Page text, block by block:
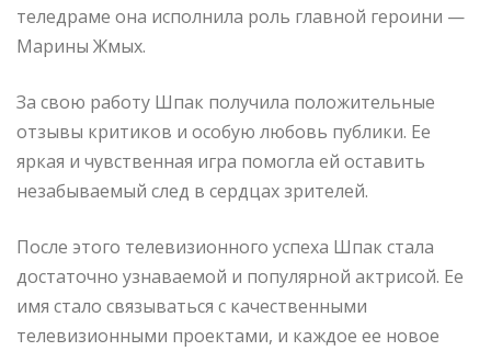
теледраме она исполнила роль главной героини —
Марины Жмых.
За свою работу Шпак получила положительные
отзывы критиков и особую любовь публики. Ее
яркая и чувственная игра помогла ей оставить
незабываемый след в сердцах зрителей.
После этого телевизионного успеха Шпак стала
достаточно узнаваемой и популярной актрисой. Ее
имя стало связываться с качественными
телевизионными проектами, и каждое ее новое